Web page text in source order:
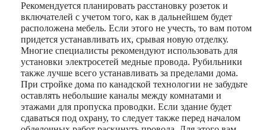
Рекомендуется планировать расстановку розеток и
включателей с учетом того, как в дальнейшем будет
расположена мебель. Если этого не учесть, то вам потом
придется устанавливать их, срывая новую отделку.
Многие специалисты рекомендуют использовать для
установки электросетей медные провода. Рубильники
также лучше всего устанавливать за пределами дома.
При стройке дома по канадской технологии не забудьте
оставлять небольшие каналы между комнатами и
этажами для пропуска проводки. Если здание будет
сдаваться под охрану, то следует также перед началом